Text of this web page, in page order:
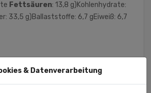
Fettsäuren: 13,8 g)Kohlenhydrate:
33,5 g)Ballaststoffe: 6,7 gEiweiß: 6,7
& Datenverarbeitung